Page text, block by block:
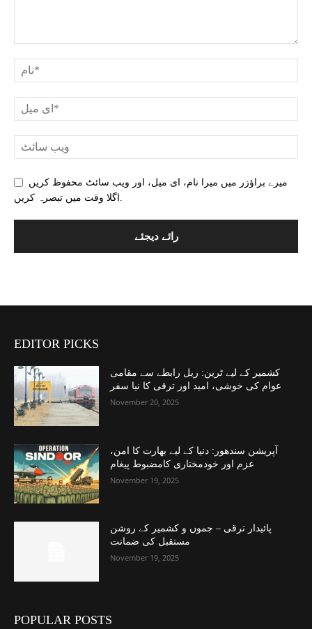
میرے براؤزر میں میرا نام، ای میل، اور ویب سائٹ محفوظ کریں
EDITOR PICKS
کشمیر کے لیے ٹرین: ریل رابطے سے مقامی
عوام کی خوشی، امید اور ترقی کا نیا سفر
November 20, 2025
آپریشن سندھور: دنیا کے لیے بھارت کا امن،
عزم اور خودمختاری کامضبوط پیغام
November 19, 2025
پائیدار ترقی – جموں و کشمیر کے روشن
مستقبل کی ضمانت
November 19, 2025
POPULAR POSTS